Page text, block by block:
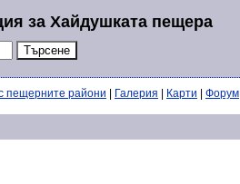
за Хайдушката пещера
пещерните райони Галерия Карти Форум